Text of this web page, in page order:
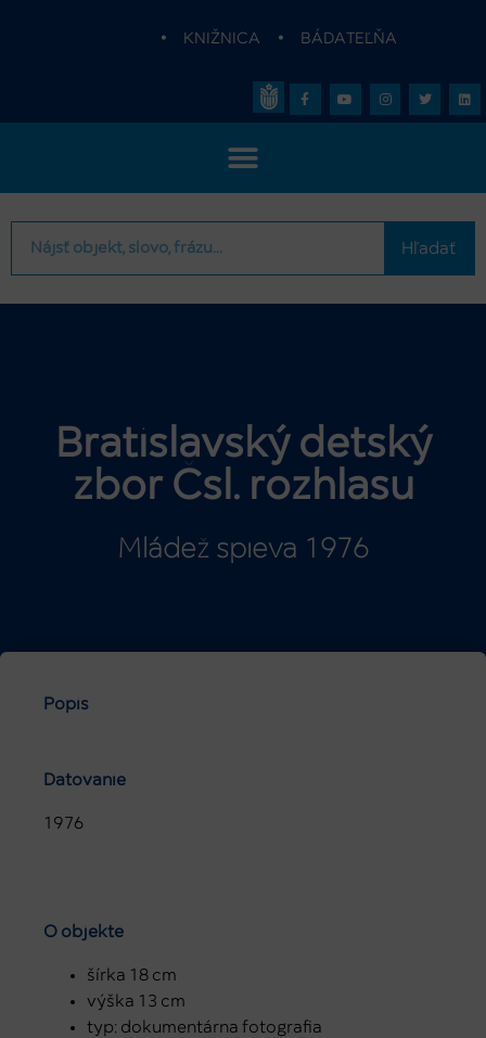
• KNIŽNICA • BÁDATEĽŇA
Hľadať
Bratislavský detský
zbor Čsl. rozhlasu
Mládež spieva 1976
Popis
Datovanie
1976
O objekte
šírka 18 cm
výška 13 cm
typ: dokumentárna fotografia